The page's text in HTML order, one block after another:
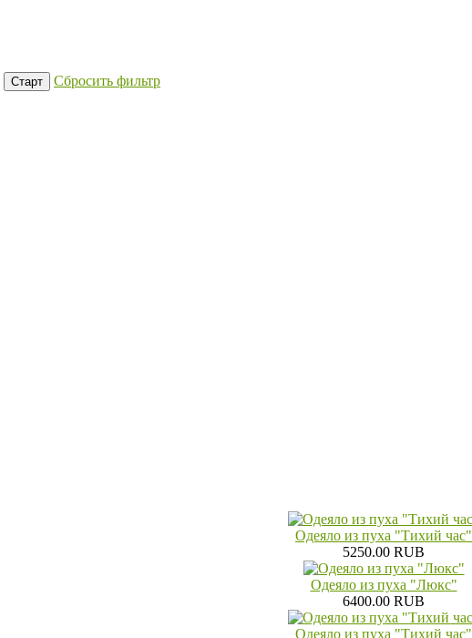
Сбросить фильтр
Одеяло из пуха "Тихий час"
5250.00 RUB
Одеяло из пуха "Люкс"
6400.00 RUB
Одеяло из пуха "Тихий час"